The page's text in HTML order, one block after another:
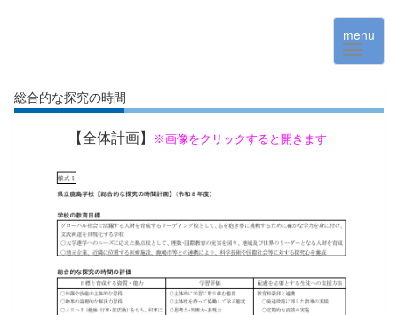
menu
総合的な探究の時間
【全体計画】 ※画像をクリックすると開きます